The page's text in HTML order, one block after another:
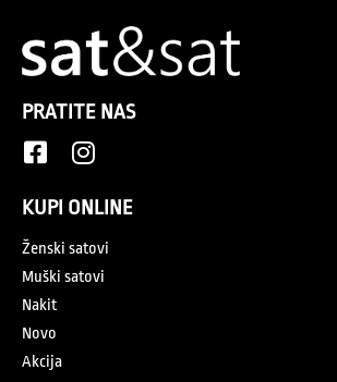
PRATITE NAS
KUPI ONLINE
Ženski satovi
Muški satovi
Nakit
Novo
Akcija